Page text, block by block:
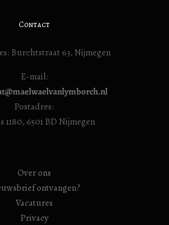
Contact
Burchtstraat 63, Nijmegen
E-mail:
Postadres:
1180, 6501 BD Nijmegen
Over ons
ontvangen?
Vacatures
Privacy